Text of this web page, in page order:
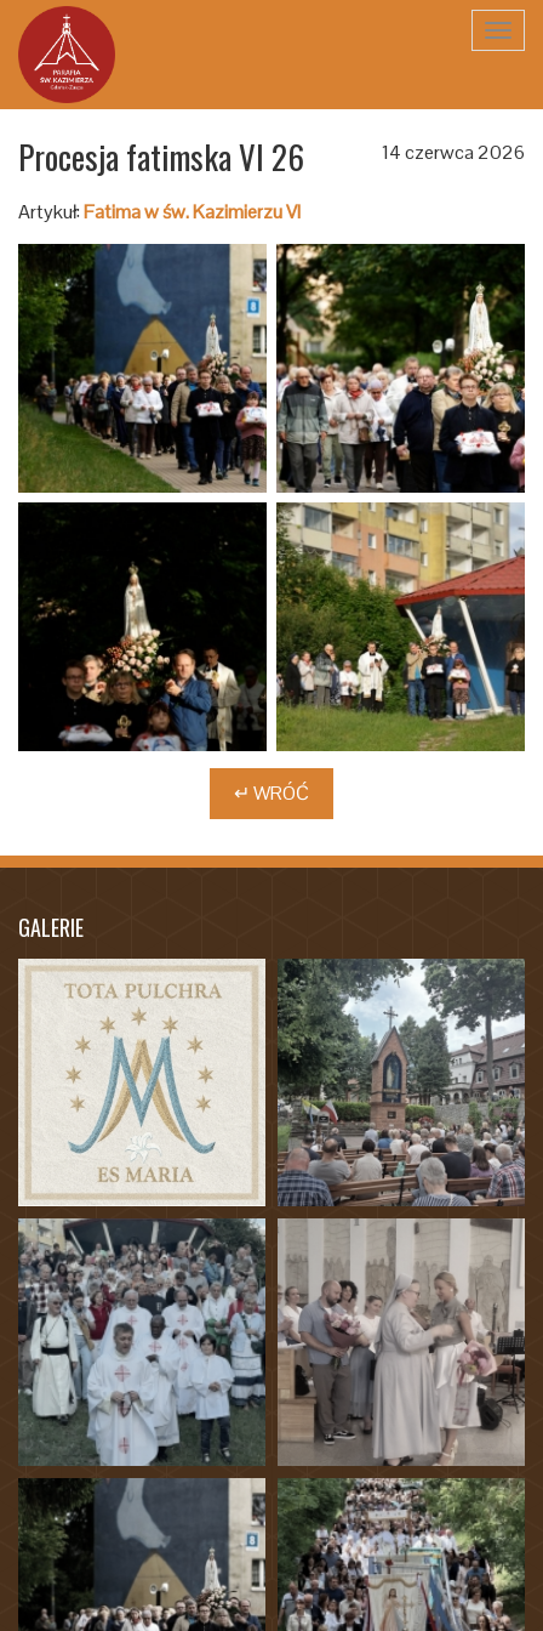
14 czerwca 2026
Procesja fatimska VI 26
Artykuł:Fatima w św. Kazimierzu VI
↵ WRÓĆ
GALERIE